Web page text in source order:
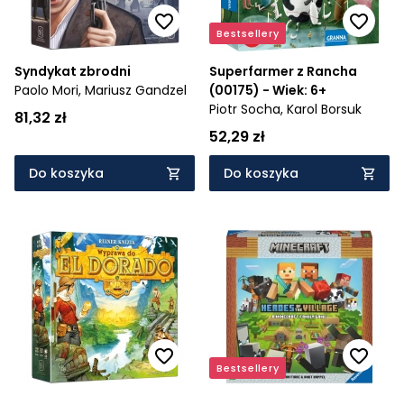
Syndykat zbrodni
Paolo Mori, Mariusz Gandzel
81,32 zł
Do koszyka
Bestsellery
Superfarmer z Rancha
(00175) - Wiek: 6+
Piotr Socha, Karol Borsuk
52,29 zł
Do koszyka
Bestsellery